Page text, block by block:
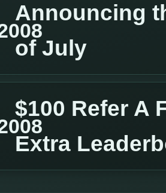
Announcing
of July
$100 Refer A
Extra